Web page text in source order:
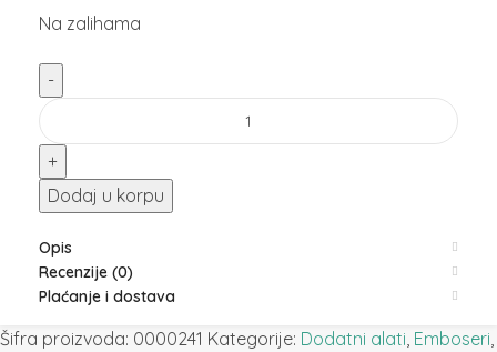
Na zalihama
Dodaj u korpu
Opis
Recenzije (0)
Plaćanje i dostava
Šifra proizvoda: 0000241 Kategorije: Dodatni alati, Emboseri,